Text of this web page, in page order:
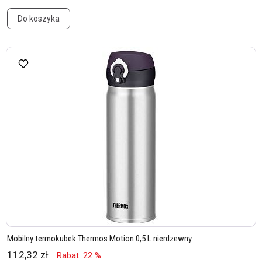
Do koszyka
Mobilny termokubek Thermos Motion 0,5 L nierdzewny
112,32 zł Rabat: 22 %